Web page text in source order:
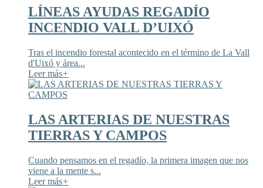
LÍNEAS AYUDAS REGADÍO
INCENDIO VALL D’UIXÓ
Tras el incendio forestal acontecido en el término de La Vall
d'Uixó y área...
Leer más+
LAS ARTERIAS DE NUESTRAS
TIERRAS Y CAMPOS
Cuando pensamos en el regadío, la primera imagen que nos
viene a la mente s...
Leer más+